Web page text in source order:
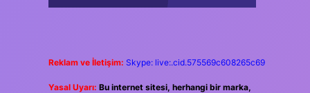
Reklam ve İletişim: Skype: live:.cid.575569c608265c69
Yasal Uyarı: Bu internet sitesi, herhangi bir marka,